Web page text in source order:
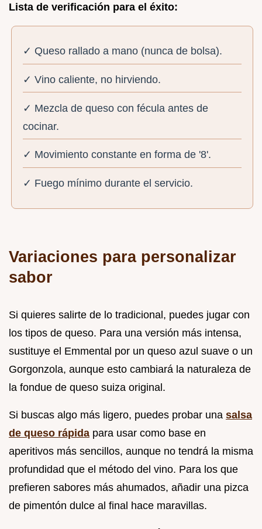
Lista de verificación para el éxito:
✓ Queso rallado a mano (nunca de bolsa).
✓ Vino caliente, no hirviendo.
✓ Mezcla de queso con fécula antes de
cocinar.
✓ Movimiento constante en forma de '8'.
✓ Fuego mínimo durante el servicio.
Variaciones para personalizar
sabor
Si quieres salirte de lo tradicional, puedes jugar con
los tipos de queso. Para una versión más intensa,
sustituye el Emmental por un queso azul suave o un
Gorgonzola, aunque esto cambiará la naturaleza de
la fondue de queso suiza original.
Si buscas algo más ligero, puedes probar una salsa
de queso rápida para usar como base en
aperitivos más sencillos, aunque no tendrá la misma
profundidad que el método del vino. Para los que
prefieren sabores más ahumados, añadir una pizca
de pimentón dulce al final hace maravillas.